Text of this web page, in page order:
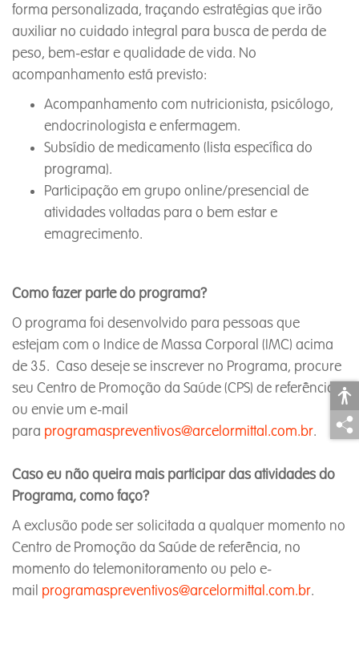
forma personalizada, traçando estratégias que irão
auxiliar no cuidado integral para busca de perda de
peso, bem-estar e qualidade de vida. No
acompanhamento está previsto:
Acompanhamento com nutricionista, psicólogo,
endocrinologista e enfermagem.
Subsídio de medicamento (lista específica do
programa).
Participação em grupo online/presencial de
atividades voltadas para o bem estar e
emagrecimento.
Como fazer parte do programa?
O programa foi desenvolvido para pessoas que
estejam com o Indice de Massa Corporal (IMC) acima
de 35. Caso deseje se inscrever no Programa, procure
seu Centro de Promoção da Saúde (CPS) de referência
ou envie um e-mail
para programaspreventivos@arcelormittal.com.br.
Caso eu não queira mais participar das atividades do
Programa, como faço?
A exclusão pode ser solicitada a qualquer momento no
Centro de Promoção da Saúde de referência, no
momento do telemonitoramento ou pelo e-
mail programaspreventivos@arcelormittal.com.br.